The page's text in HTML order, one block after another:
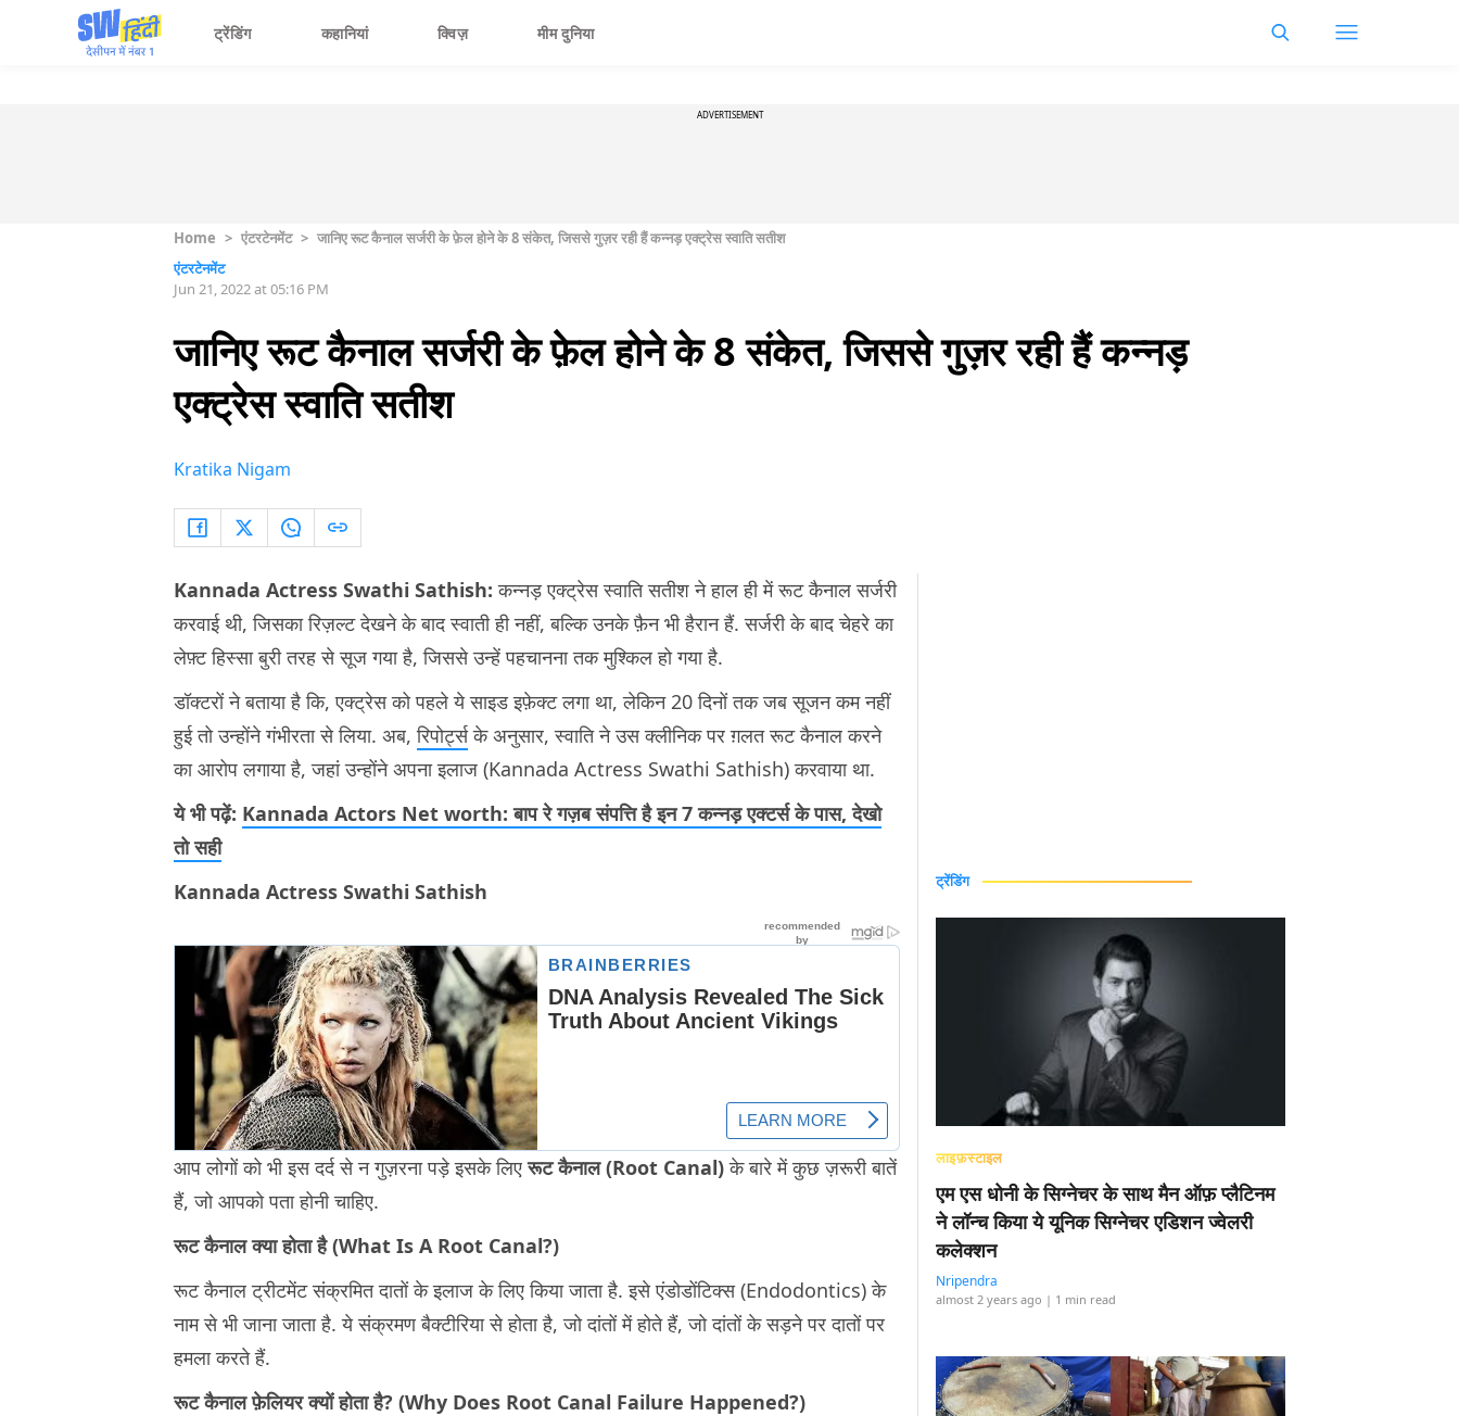
ट्रेंडिंग कहानियां क्विज़ मीम दुनिया
ADVERTISEMENT
Home > एंटरटेनमेंट > जानिए रूट कैनाल सर्जरी के फ़ेल होने के 8 संकेत, जिससे गुज़र रही हैं कन्नड़ एक्ट्रेस स्वाति सतीश
एंटरटेनमेंट
Jun 21, 2022 at 05:16 PM
जानिए रूट कैनाल सर्जरी के फ़ेल होने के 8 संकेत, जिससे गुज़र रही हैं कन्नड़
एक्ट्रेस स्वाति सतीश
Kratika Nigam
Kannada Actress Swathi Sathish:कन्नड़ एक्ट्रेस स्वाति सतीश ने हाल ही में रूट कैनाल सर्जरी
करवाई थी, जिसका रिज़ल्ट देखने के बाद स्वाती ही नहीं, बल्कि उनके फ़ैन भी हैरान हैं. सर्जरी के बाद चेहरे का
लेफ़्ट हिस्सा बुरी तरह से सूज गया है, जिससे उन्हें पहचानना तक मुश्किल हो गया है.
डॉक्टरों ने बताया है कि, एक्ट्रेस को पहले ये साइड इफ़ेक्ट लगा था, लेकिन 20 दिनों तक जब सूजन कम नहीं
हुई तो उन्होंने गंभीरता से लिया. अब,रिपोर्ट्सके अनुसार, स्वाति ने उस क्लीनिक पर ग़लत रूट कैनाल करने
का आरोप लगाया है, जहां उन्होंने अपना इलाज (Kannada Actress Swathi Sathish) करवाया था.
ये भी पढ़ें: Kannada Actors Net worth: बाप रे गज़ब संपत्ति है इन 7 कन्नड़ एक्टर्स के पास, देखो
तो सही
Kannada Actress Swathi Sathish
आप लोगों को भी इस दर्द से न गुज़रना पड़े इसके लिएरूट कैनाल (Root Canal)के बारे में कुछ ज़रूरी बातें
हैं, जो आपको पता होनी चाहिए.
रूट कैनाल क्या होता है (What Is A Root Canal?)
रूट कैनाल ट्रीटमेंट संक्रमित दातों के इलाज के लिए किया जाता है. इसे एंडोडोंटिक्स (Endodontics) के
नाम से भी जाना जाता है. ये संक्रमण बैक्टीरिया से होता है, जो दांतों में होते हैं, जो दांतों के सड़ने पर दातों पर
हमला करते हैं.
रूट कैनाल फ़ेलियर क्यों होता है? (Why Does Root Canal Failure Happened?)
ट्रेंडिंग
लाइफ़स्टाइल
एम एस धोनी के सिग्नेचर के साथ मैन ऑफ़ प्लैटिनम
ने लॉन्च किया ये यूनिक सिग्नेचर एडिशन ज्वेलरी
कलेक्शन
Nripendra
almost 2 years ago | 1 min read